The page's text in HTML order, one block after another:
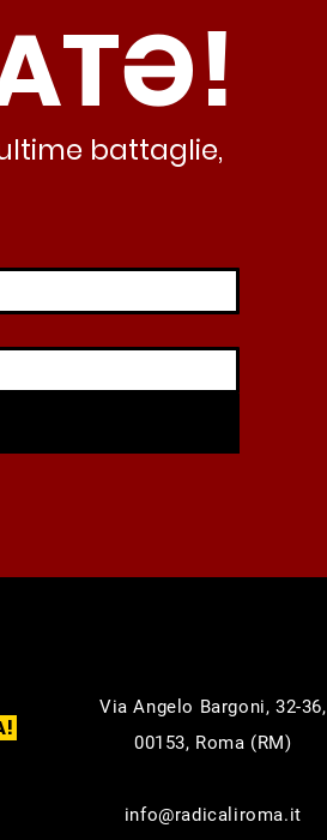
al caos e
battaglie,
Via Angelo Bargoni, 32-36,
00153, Roma (RM)
info@radicaliroma.it